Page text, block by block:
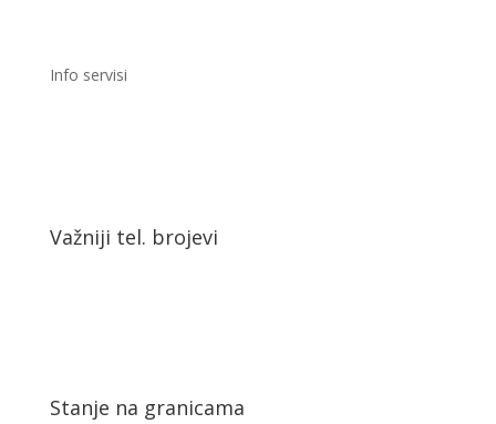
Info servisi
Važniji tel. brojevi
Stanje na granicama